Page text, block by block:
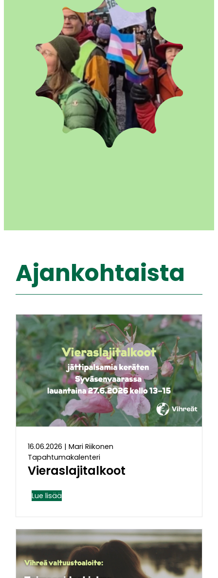
Ajankohtaista
16.06.2026 | Mari Riikonen
Tapahtumakalenteri
Vieraslajitalkoot
Lue lisää